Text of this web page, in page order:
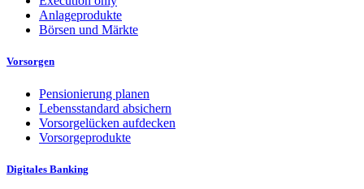
Anlageprodukte
Börsen und Märkte
Vorsorgen
Pensionierung planen
Lebensstandard absichern
Vorsorgelücken aufdecken
Vorsorgeprodukte
Digitales Banking